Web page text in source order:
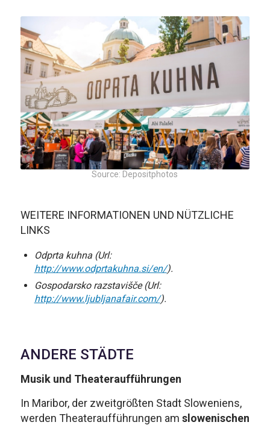
Source: Depositphotos
WEITERE INFORMATIONEN UND NÜTZLICHE
LINKS
Odprta kuhna (Url:
http://www.odprtakuhna.si/en/).
Gospodarsko razstavišče (Url:
http://www.ljubljanafair.com/).
ANDERE STÄDTE
Musik und Theateraufführungen
In Maribor, der zweitgrößten Stadt Sloweniens,
werden Theateraufführungen am slowenischen